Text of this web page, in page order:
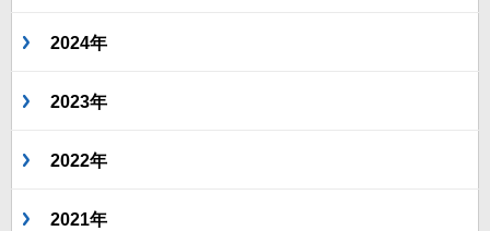
2024年
2023年
2022年
2021年